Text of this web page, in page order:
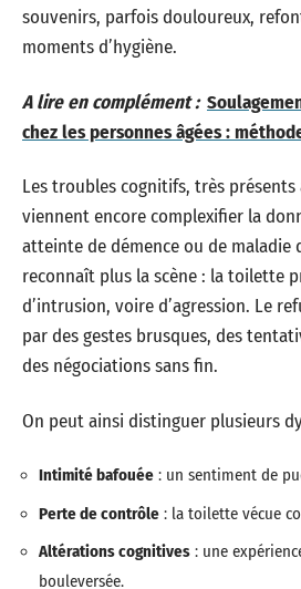
souvenirs, parfois douloureux,
moments d’hygiène.
A lire en complément :
chez les personnes âgées :
Les troubles cognitifs, très présents
viennent encore complexifier la
atteinte de démence ou de maladie
reconnaît plus la scène : la toilette
d’intrusion, voire d’agression. Le
par des gestes brusques, des
des négociations sans fin.
On peut ainsi distinguer plusieurs
Intimité bafouée : un sentiment de
Perte de contrôle : la toilette vécue
Altérations cognitives : une
bouleversée.